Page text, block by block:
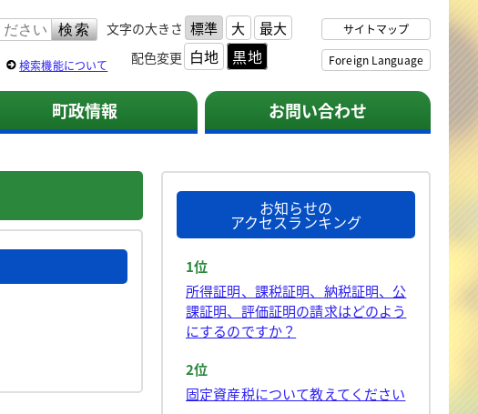
文字の大きさ 標準 大 最大
配色変更 白地 黒地
サイトマップ
Foreign Language
検索機能について
町政情報 お問い合わせ
お知らせの
アクセスランキング
1位
所得証明、課税証明、納税証明、公
課証明、評価証明の請求はどのよう
にするのですか？
2位
固定資産税について教えてください